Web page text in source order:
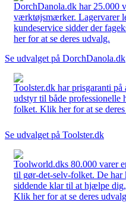
DorchDanola.dk har 25.000
værktøjsmærker. Lagervarer
kundeservice sidder der
her for at se deres udvalg.
Se udvalget på DorchDanola.dk
Toolster.dk har prisgaranti
udstyr til både
folket. Klik her for at se
Se udvalget på Toolster.dk
Toolworld.dks 80.000 varer
til gør-det-selv-folket. De har
siddende klar til at hjælpe
Klik her for at se deres